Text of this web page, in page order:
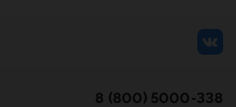
8 (800) 5000-338